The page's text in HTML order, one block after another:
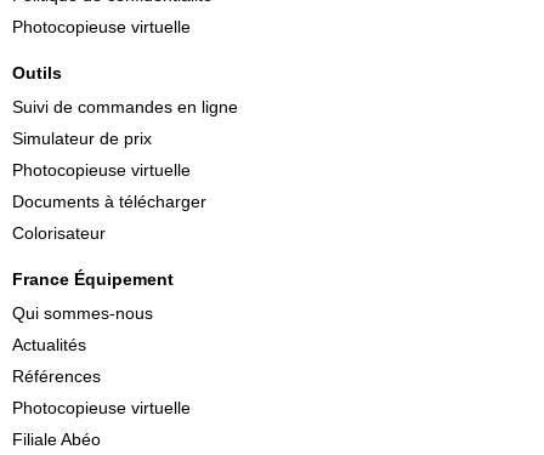
Photocopieuse virtuelle
Outils
Suivi de commandes en ligne
Simulateur de prix
Photocopieuse virtuelle
Documents à télécharger
Colorisateur
France Équipement
Qui sommes-nous
Actualités
Références
Photocopieuse virtuelle
Filiale Abéo